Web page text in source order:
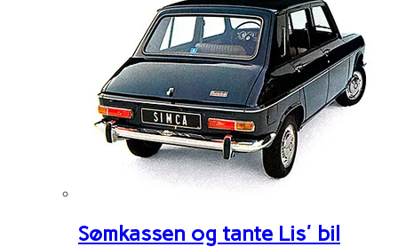
Sømkassen og tante Lis' bil